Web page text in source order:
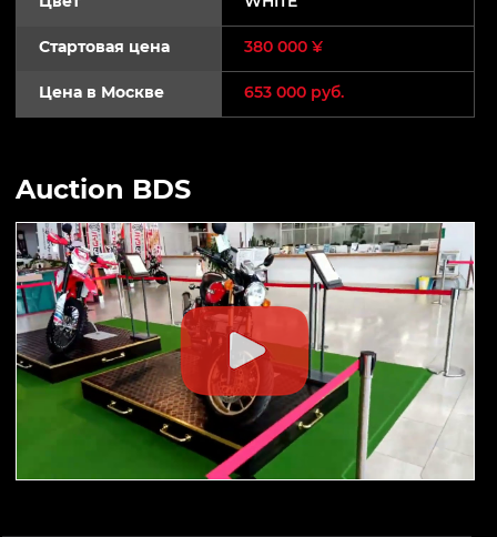
Стартовая цена 380 000 ¥
Цена в Москве 653 000 руб.
Auction BDS